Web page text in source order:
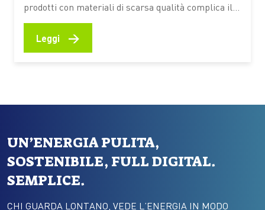
prodotti con materiali di scarsa qualità complica il
recupero e il riutilizzo delle fibre Il fenomeno del
fast fashion sta avendo un impatto negativo sul
sistema della beneficenza e del riciclo tessile in
Leggi →
UN’ENERGIA PULITA,
SOSTENIBILE, FULL DIGITAL.
SEMPLICE.
CHI GUARDA LONTANO, VEDE L’ENERGIA IN MODO